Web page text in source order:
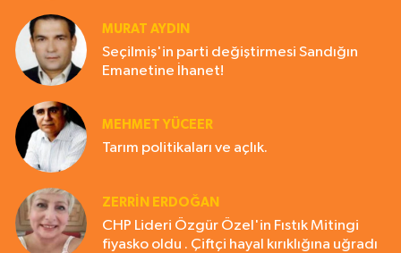
MURAT AYDIN
Seçilmiş'in parti değiştirmesi Sandığın
Emanetine İhanet!
MEHMET YÜCEER
Tarım politikaları ve açlık.
ZERRIN ERDOĞAN
CHP Lideri Özgür Özel'in Fıstık Mitingi
fiyasko oldu . Çiftçi hayal kırıklığına uğradı